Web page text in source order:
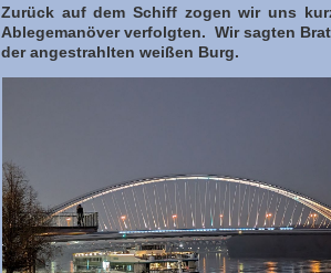
Zurück auf dem Schiff zogen wir uns
Ablegemanöver verfolgten. Wir sagten
der angestrahlten weißen Burg.